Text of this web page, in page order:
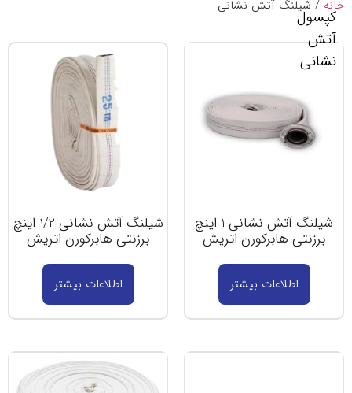
کپسول
آتش
نشانی
خانه/ شیلنگ آتش نشانی
شیلنگ آتش نشانی 1 اینچ
برزنتی هابرکورن اتریش
اطلاعات بیشتر
شیلنگ آتش نشانی 1/2 اینچ
برزنتی هابرکورن اتریش
اطلاعات بیشتر